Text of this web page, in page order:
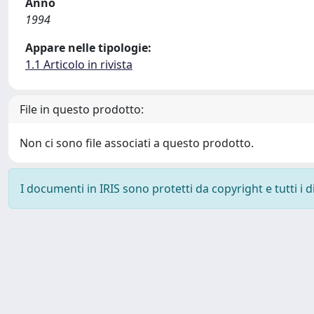
1994
Appare nelle tipologie:
1.1 Articolo in rivista
File in questo prodotto:
Non ci sono file associati a questo prodotto.
I documenti in IRIS sono protetti da copyright e tutti i